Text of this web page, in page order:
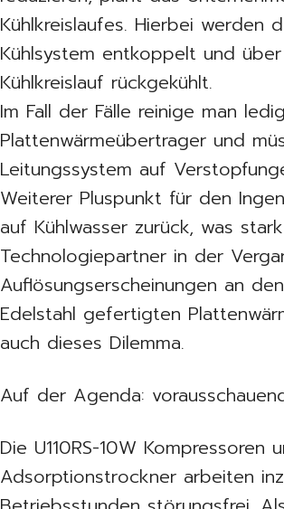
Kühlkreislaufes. Hierbei werden
Kühlsystem entkoppelt und
Kühlkreislauf rückgekühlt.
Im Fall der Fälle reinige man
Plattenwärmeübertrager und
Leitungssystem auf
Weiterer Pluspunkt für den
auf Kühlwasser zurück, was
Technologiepartner in der
Auflösungserscheinungen an
Edelstahl gefertigten
auch dieses Dilemma.
Auf der Agenda:
Die U110RS-10W Kompressoren
Adsorptionstrockner arbeiten